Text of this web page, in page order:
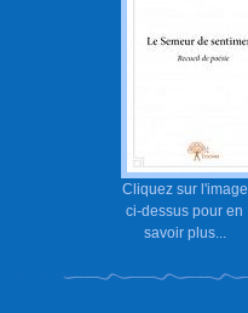
Cliquez sur l'image
ci-dessus pour en
savoir plus...